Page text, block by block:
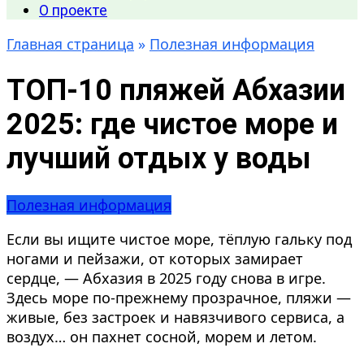
О проекте
Главная страница » Полезная информация
ТОП-10 пляжей Абхазии
2025: где чистое море и
лучший отдых у воды
Полезная информация
Если вы ищите чистое море, тёплую гальку под
ногами и пейзажи, от которых замирает
сердце, — Абхазия в 2025 году снова в игре.
Здесь море по-прежнему прозрачное, пляжи —
живые, без застроек и навязчивого сервиса, а
воздух… он пахнет сосной, морем и летом.